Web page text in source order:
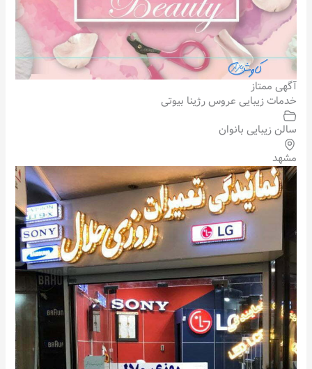
آگهی ممتاز
خدمات زیبایی عروس رژینا بیوتی
سالن زیبایی بانوان
مشهد